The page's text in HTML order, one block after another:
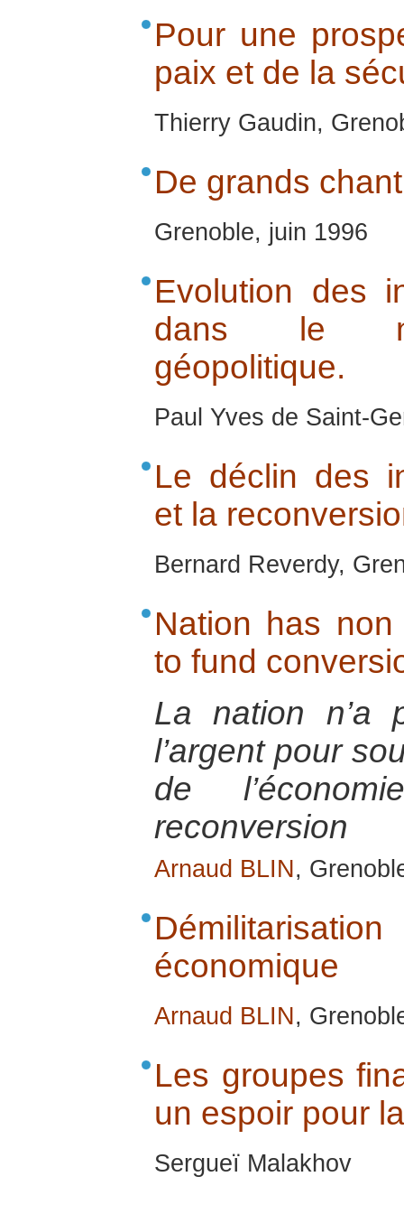
Pour une
paix et de la
Thierry Gaudin,
De grands
Grenoble, juin 1996
Evolution des
dans le
géopolitique.
Paul Yves de Saint-
Le déclin des
et la
Bernard Reverdy,
Nation has
to fund
La nation n’a
l’argent pour
de
reconversion
Arnaud BLIN,
économique
Arnaud BLIN,
Les groupes
un espoir pour
Sergueï Malakhov